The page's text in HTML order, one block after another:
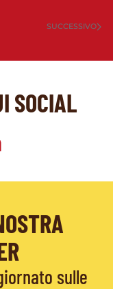
SUCCESSIVO
SOCIAL
sulle